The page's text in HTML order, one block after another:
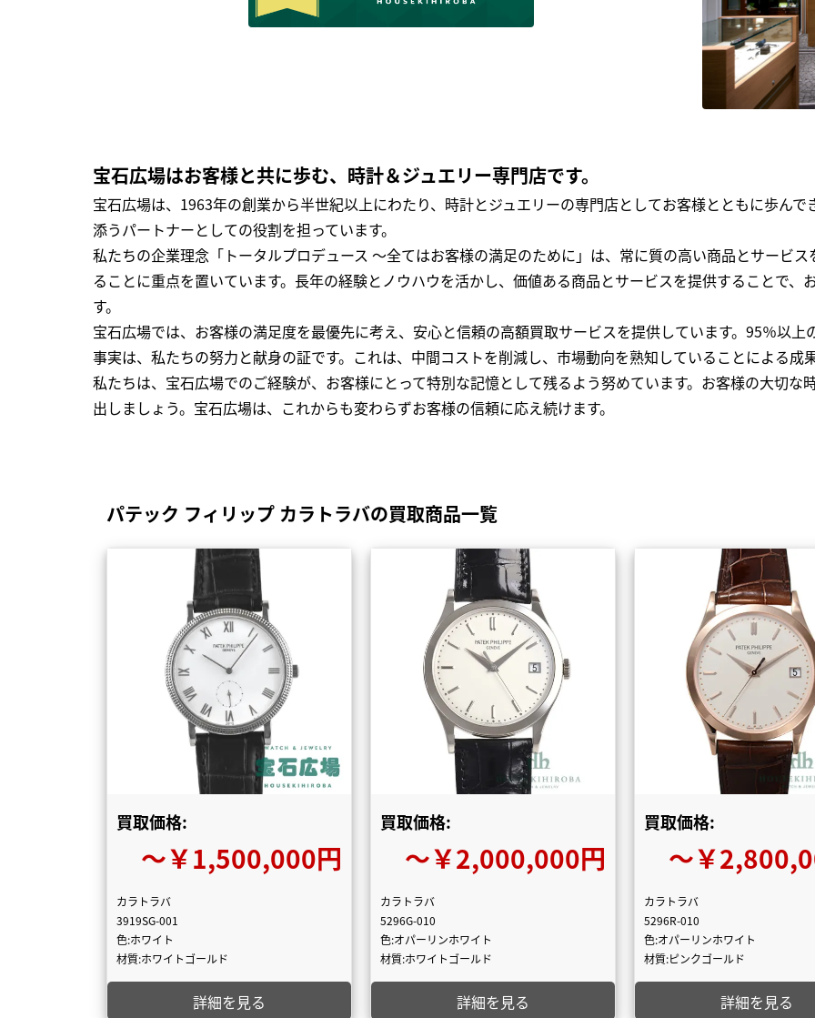
宝石広場はお客様と共に歩む、時計＆ジュエリー専門店です。
宝石広場は、1963年の創業から半世紀以上にわたり、時計とジュエリーの専門店としてお客様とともに歩ん
添うパートナーとしての役割を担っています。
私たちの企業理念「トータルプロデュース ～全てはお客様の満足のために」は、常に質の高い商品とサービ
ることに重点を置いています。長年の経験とノウハウを活かし、価値ある商品とサービスを提供することで
す。
宝石広場では、お客様の満足度を最優先に考え、安心と信頼の高額買取サービスを提供しています。95％以
事実は、私たちの努力と献身の証です。これは、中間コストを削減し、市場動向を熟知していることによる成
私たちは、宝石広場でのご経験が、お客様にとって特別な記憶として残るよう努めています。お客様の大切な
出しましょう。宝石広場は、これからも変わらずお客様の信頼に応え続けます。
パテック フィリップ カラトラバの買取商品一覧
買取価格:
〜￥1,500,000円
カラトラバ
3919SG-001
色:ホワイト
材質:ホワイトゴールド
詳細を見る
買取価格:
〜￥2,000,000円
カラトラバ
5296G-010
色:オパーリンホワイト
材質:ホワイトゴールド
詳細を見る
買取価格:
〜￥
カラトラバ
5296R-010
色:オパーリンホワイト
材質:ピンクゴールド
詳細を見る